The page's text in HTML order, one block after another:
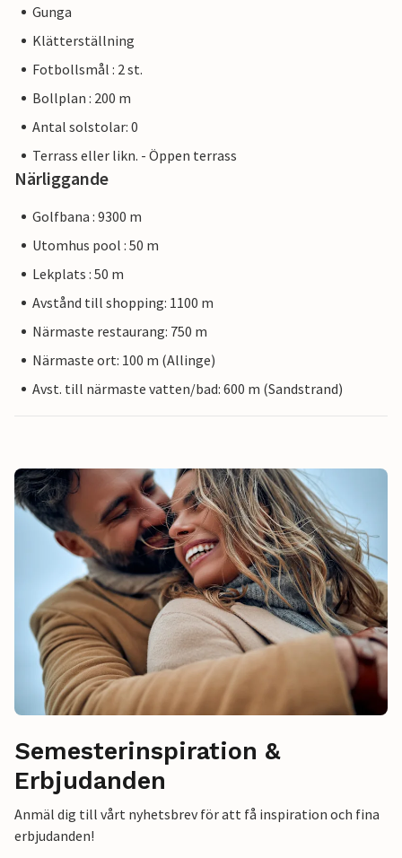
Gunga
Klätterställning
Fotbollsmål : 2 st.
Bollplan : 200 m
Antal solstolar: 0
Terrass eller likn. - Öppen terrass
Närliggande
Golfbana : 9300 m
Utomhus pool : 50 m
Lekplats : 50 m
Avstånd till shopping: 1100 m
Närmaste restaurang: 750 m
Närmaste ort: 100 m (Allinge)
Avst. till närmaste vatten/bad: 600 m (Sandstrand)
Semesterinspiration &
Erbjudanden
Anmäl dig till vårt nyhetsbrev för att få inspiration och fina
erbjudanden!